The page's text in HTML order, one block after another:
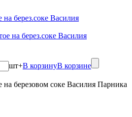
берез.соке Василия
шт+В корзинуВ корзине
березовом соке Василия Парника